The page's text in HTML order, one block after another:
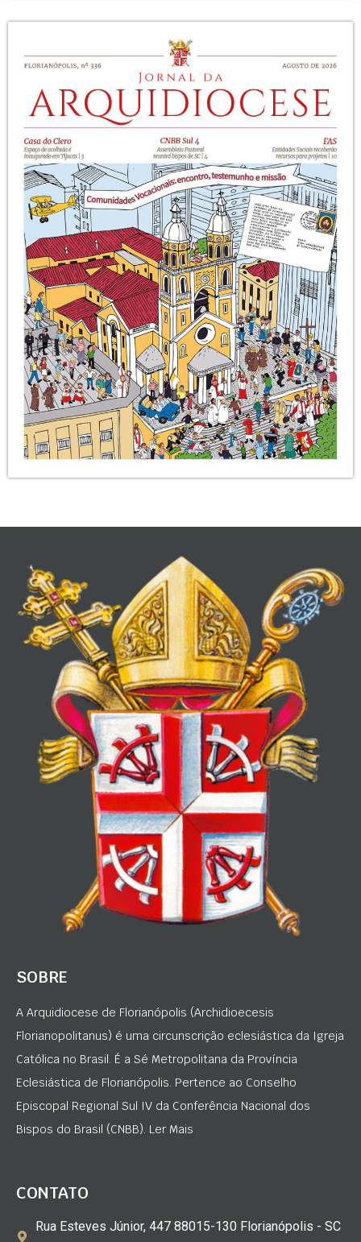
SOBRE
A Arquidiocese de Florianópolis (Archidioecesis
Florianopolitanus) é uma circunscrição eclesiástica da Igreja
Católica no Brasil. É a Sé Metropolitana da Província
Eclesiástica de Florianópolis. Pertence ao Conselho
Episcopal Regional Sul IV da Conferência Nacional dos
Bispos do Brasil (CNBB). Ler Mais
CONTATO
Rua Esteves Júnior, 447 88015-130 Florianópolis - SC